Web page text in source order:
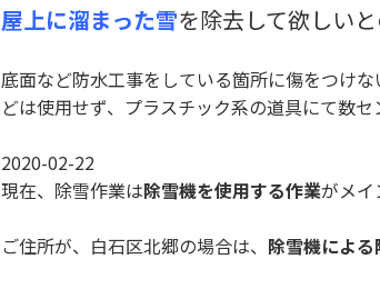
屋上に溜まった雪を除去して欲しい
底面など防水工事をしている箇所に傷をつけ
どは使用せず、プラスチック系の道具にて数
2020-02-22
現在、除雪作業は除雪機を使用する作業がメイ
ご住所が、白石区北郷の場合は、 除雪機による